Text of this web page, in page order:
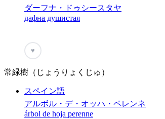
ダーフナ・ドゥシースタヤ
дафна душистая
♥
常緑樹（じょうりょくじゅ）
スペイン語
アルボル・デ・オッハ・ペレンネ
árbol de hoja perenne